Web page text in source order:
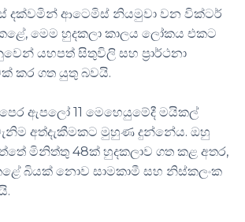
දක්වමින් ආටෙමිස් නියමුවා වන වික්ටර්
මෙම හුදකලා කාලය ලෝකය එකට
යහපත් සිතුවිලි සහ ප්‍රාර්ථනා
කර ගත යුතු බවයි.
ඇපලෝ 11 මෙහෙයුමේදී මයිකල්
අත්දැකීමකට මුහුණ දුන්නේය. ඔහු
මිනිත්තු 48ක් හුදකලාව ගත කළ අතර,
බියක් නොව සාමකාමී සහ නිස්කලංක